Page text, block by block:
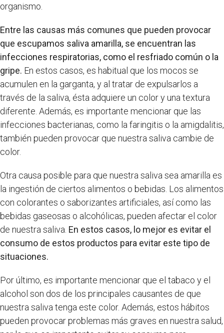
organismo.
Entre las causas más comunes que pueden provocar
que escupamos saliva amarilla, se encuentran las
infecciones respiratorias, como el resfriado común o la
gripe. En estos casos, es habitual que los mocos se
acumulen en la garganta, y al tratar de expulsarlos a
través de la saliva, ésta adquiere un color y una textura
diferente. Además, es importante mencionar que las
infecciones bacterianas, como la faringitis o la amigdalitis,
también pueden provocar que nuestra saliva cambie de
color.
Otra causa posible para que nuestra saliva sea amarilla es
la ingestión de ciertos alimentos o bebidas. Los alimentos
con colorantes o saborizantes artificiales, así como las
bebidas gaseosas o alcohólicas, pueden afectar el color
de nuestra saliva. En estos casos, lo mejor es evitar el
consumo de estos productos para evitar este tipo de
situaciones.
Por último, es importante mencionar que el tabaco y el
alcohol son dos de los principales causantes de que
nuestra saliva tenga este color. Además, estos hábitos
pueden provocar problemas más graves en nuestra salud,